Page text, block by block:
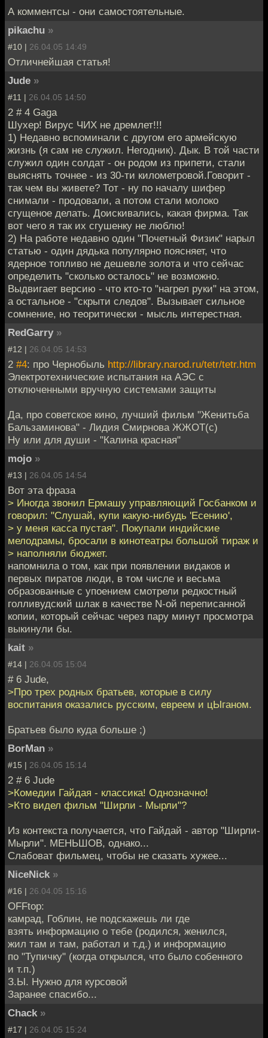
А комментсы - они самостоятельные.
pikachu »
#10 | 26.04.05 14:49
Отличнейшая статья!
Jude »
#11 | 26.04.05 14:50
2 # 4 Gaga
Шухер! Вирус ЧИХ не дремлет!!!
1) Недавно вспоминали с другом его армейскую
жизнь (я сам не служил. Негодник). Дык. В той части
служил один солдат - он родом из припети, стали
выяснять точнее - из 30-ти километровой.Говорит -
так чем вы живете? Тот - ну по началу шифер
снимали - продовали, а потом стали молоко
сгущеное делать. Доискивались, какая фирма. Так
вот чего я так их сгушенку не люблю!
2) На работе недавно один "Почетный Физик" нарыл
статью - один дядька популярно поясняет, что
ядерное топливо не дешевле золота и что сейчас
определить "сколько осталось" не возможно.
Выдвигает версию - что кто-то "нагрел руки" на этом,
а остальное - "скрыти следов". Вызывает сильное
сомнение, но теоритически - мысль интерестная.
RedGarry »
#12 | 26.04.05 14:53
2 #4: про Чернобыль http://library.narod.ru/tetr/tetr.htm
Электротехнические испытания на АЭС с
отключенными вручную системами защиты
Да, про советское кино, лучший фильм "Женитьба
Бальзаминова" - Лидия Смирнова ЖЖОТ(с)
Ну или для души - "Калина красная"
mojo »
#13 | 26.04.05 14:54
Вот эта фраза
> Иногда звонил Ермашу управляющий Госбанком и
говорил: "Слушай, купи какую-нибудь 'Есению',
> у меня касса пустая". Покупали индийские
мелодрамы, бросали в кинотеатры большой тираж и
> наполняли бюджет.
напомнила о том, как при появлении видаков и
первых пиратов люди, в том числе и весьма
образованные с упоением смотрели редкостный
голливудский шлак в качестве N-ой переписанной
копии, который сейчас через пару минут просмотра
выкинули бы.
kait »
#14 | 26.04.05 15:04
# 6 Jude,
>Про трех родных братьев, которые в силу
воспитания оказались русским, евреем и цЫганом.
Братьев было куда больше ;)
BorMan »
#15 | 26.04.05 15:14
2 # 6 Jude
>Комедии Гайдая - классика! Однозначно!
>Кто видел фильм "Ширли - Мырли"?
Из контекста получается, что Гайдай - автор "Ширли-
Мырли". МЕНЬШОВ, однако...
Слабоват фильмец, чтобы не сказать хужее...
NiceNick »
#16 | 26.04.05 15:16
OFFtop:
камрад, Гоблин, не подскажешь ли где
взять информацию о тебе (родился, женился,
жил там и там, работал и т.д.) и информацию
по "Тупичку" (когда открылся, что было собенного
и т.п.)
З.Ы. Нужно для курсовой
Заранее спасибо...
Chack »
#17 | 26.04.05 15:24